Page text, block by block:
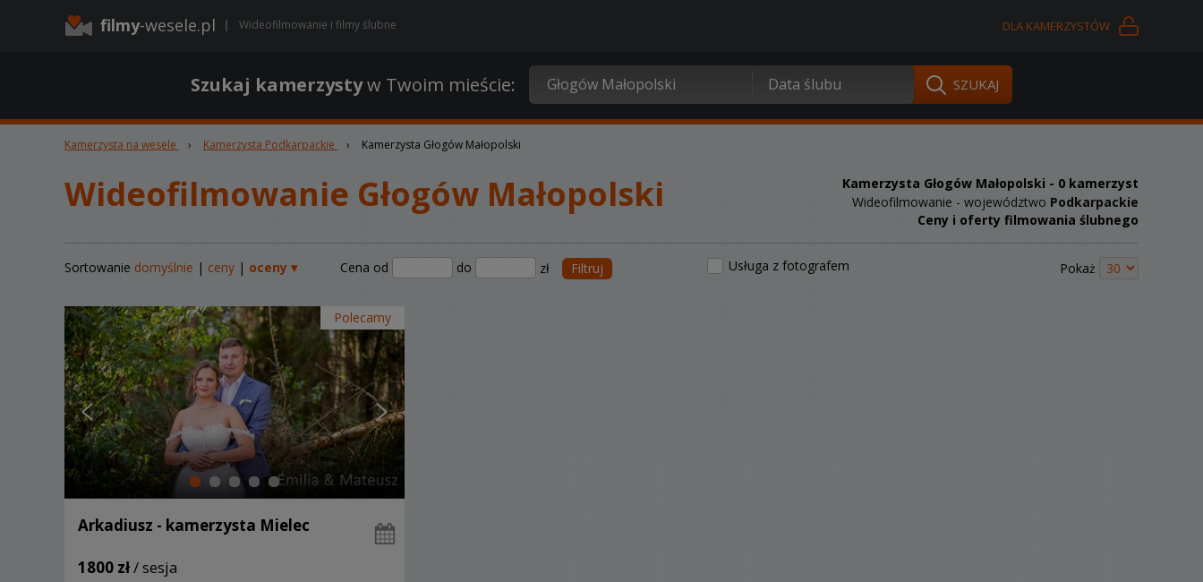
filmy-wesele.pl Wideofilmowanie i filmy ślubne DLA KAMERZYSTÓW
Szukaj kamerzystyw Twoim mieście:
Kamerzysta na wesele › Kamerzysta Podkarpackie › Kamerzysta Głogów Małopolski
Wideofilmowanie Głogów Małopolski Kamerzysta Głogów Małopolski - 0 kamerzyst
Wideofilmowanie - województwo Podkarpackie
Ceny i oferty filmowania ślubnego
Sortowanie domyślnie | ceny | oceny ▾ Cena od do zł Filtruj Usługa z fotografem Pokaż
Polecamy
Arkadiusz - kamerzysta Mielec
1800 zł/ sesja